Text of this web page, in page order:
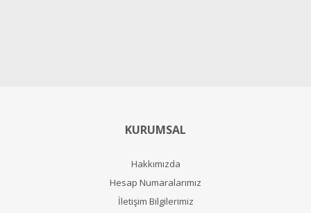
KURUMSAL
Hakkımızda
Hesap Numaralarımız
İletişim Bilgilerimiz